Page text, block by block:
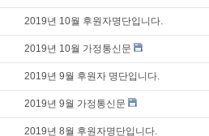
2019년 10월 후원자명단입니다.
2019년 10월 가정통신문
2019년 9월 후원자 명단입니다.
2019년 9월 가정통신문
2019년 8월 후원자명단입니다.